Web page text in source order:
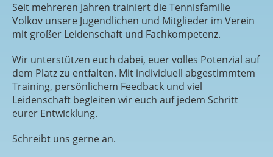
Seit mehreren Jahren trainiert die Tennisfamilie
Volkov unsere Jugendlichen und Mitglieder im Verein
mit großer Leidenschaft und Fachkompetenz.
Wir unterstützen euch dabei, euer volles Potenzial auf
dem Platz zu entfalten. Mit individuell abgestimmtem
Training, persönlichem Feedback und viel
Leidenschaft begleiten wir euch auf jedem Schritt
eurer Entwicklung.
Schreibt uns gerne an.